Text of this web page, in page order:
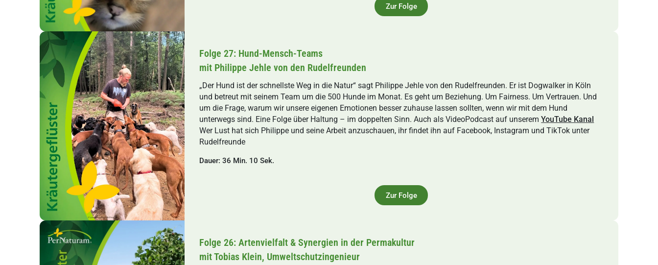
Zur Folge
Folge 27: Hund-Mensch-Teams
mit Philippe Jehle von den Rudelfreunden
„Der Hund ist der schnellste Weg in die Natur“ sagt Philippe Jehle von den Rudelfreunden. Er ist Dogwalker in Köln
und betreut mit seinem Team um die 500 Hunde im Monat. Es geht um Beziehung. Um Fairness. Um Vertrauen. Und
um die Frage, warum wir unsere eigenen Emotionen besser zuhause lassen sollten, wenn wir mit dem Hund
unterwegs sind. Eine Folge über Haltung – im doppelten Sinn. Auch als VideoPodcast auf unseremYouTube Kanal
Wer Lust hat sich Philippe und seine Arbeit anzuschauen, ihr findet ihn auf Facebook, Instagram und TikTok unter
Rudelfreunde
Dauer: 36 Min. 10 Sek.
Zur Folge
Folge 26: Artenvielfalt & Synergien in der Permakultur
mit Tobias Klein, Umweltschutzingenieur